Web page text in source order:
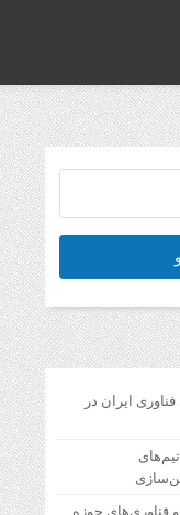
ایران در
فناوری‌های حوزه